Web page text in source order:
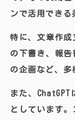
ンで活用できる
特に、文章作成
の下書き、報
の企画など、多
また、
としています